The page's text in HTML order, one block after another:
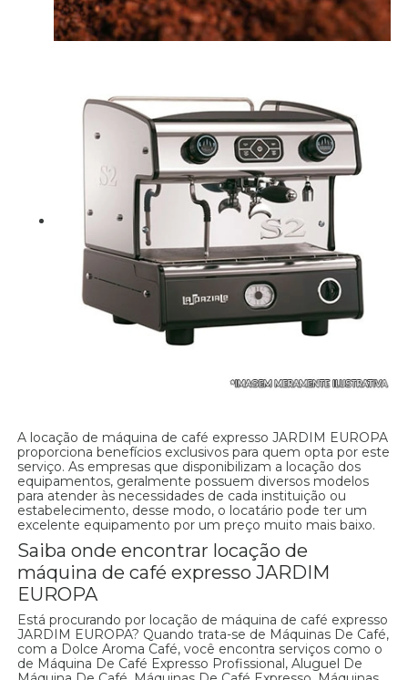
A locação de máquina de café expresso JARDIM EUROPA
proporciona benefícios exclusivos para quem opta por este
serviço. As empresas que disponibilizam a locação dos
equipamentos, geralmente possuem diversos modelos
para atender às necessidades de cada instituição ou
estabelecimento, desse modo, o locatário pode ter um
excelente equipamento por um preço muito mais baixo.
Saiba onde encontrar locação de
máquina de café expresso JARDIM
EUROPA
Está procurando por locação de máquina de café expresso
JARDIM EUROPA? Quando trata-se de Máquinas De Café,
com a Dolce Aroma Café, você encontra serviços como o
de Máquina De Café Expresso Profissional, Aluguel De